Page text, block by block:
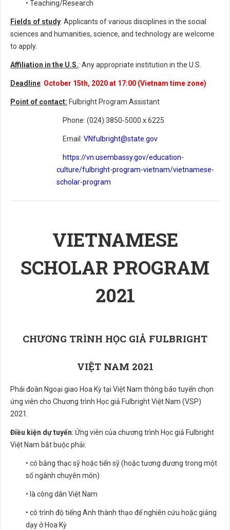
• Teaching/Research
Fields of study: Applicants of various disciplines in the social
sciences and humanities, science, and technology are welcome
to apply.
Affiliation in the U.S.: Any appropriate institution in the U.S.
Deadline: October 15th, 2020 at 17:00 (Vietnam time zone)
Point of contact: Fulbright Program Assistant
Phone: (024) 3850-5000 x 6225
Email: VNfulbright@state.gov
https://vn.usembassy.gov/education-
culture/fulbright-program-vietnam/vietnamese-
scholar-program
VIETNAMESE
SCHOLAR PROGRAM
2021
CHƯƠNG TRÌNH HỌC GIẢ FULBRIGHT
VIỆT NAM 2021
Phái đoàn Ngoại giao Hoa Kỳ tại Việt Nam thông báo tuyển chọn
ứng viên cho Chương trình Học giả Fulbright Việt Nam (VSP)
2021.
Điều kiện dự tuyển: Ứng viên của chương trình Học giả Fulbright
Việt Nam bắt buộc phải:
• có bằng thạc sỹ hoặc tiến sỹ (hoặc tương đương trong một
số ngành chuyên môn)
• là công dân Việt Nam
• có trình độ tiếng Anh thành thạo để nghiên cứu hoặc giảng
dạy ở Hoa Kỳ